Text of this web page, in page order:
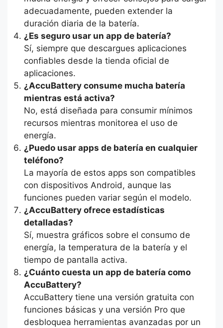
adecuadamente, pueden extender la
duración diaria de la batería.
¿Es seguro usar un app de batería?
Sí, siempre que descargues aplicaciones
confiables desde la tienda oficial de
aplicaciones.
¿AccuBattery consume mucha batería
mientras está activa?
No, está diseñada para consumir mínimos
recursos mientras monitorea el uso de
energía.
¿Puedo usar apps de batería en cualquier
teléfono?
La mayoría de estos apps son compatibles
con dispositivos Android, aunque las
funciones pueden variar según el modelo.
¿AccuBattery ofrece estadísticas
detalladas?
Sí, muestra gráficos sobre el consumo de
energía, la temperatura de la batería y el
tiempo de pantalla activa.
¿Cuánto cuesta un app de batería como
AccuBattery?
AccuBattery tiene una versión gratuita con
funciones básicas y una versión Pro que
desbloquea herramientas avanzadas por un